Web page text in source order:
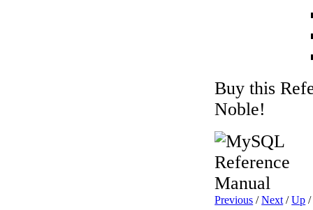
Buy this
Noble!
Previous /Next /Up